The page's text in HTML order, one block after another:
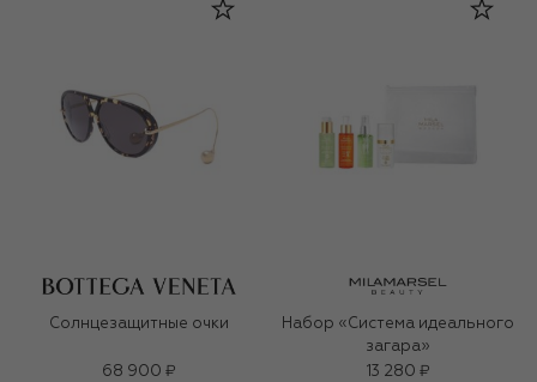
Солнцезащитные очки
68 900 ₽
Набор «Система идеального
загара»
13 280 ₽